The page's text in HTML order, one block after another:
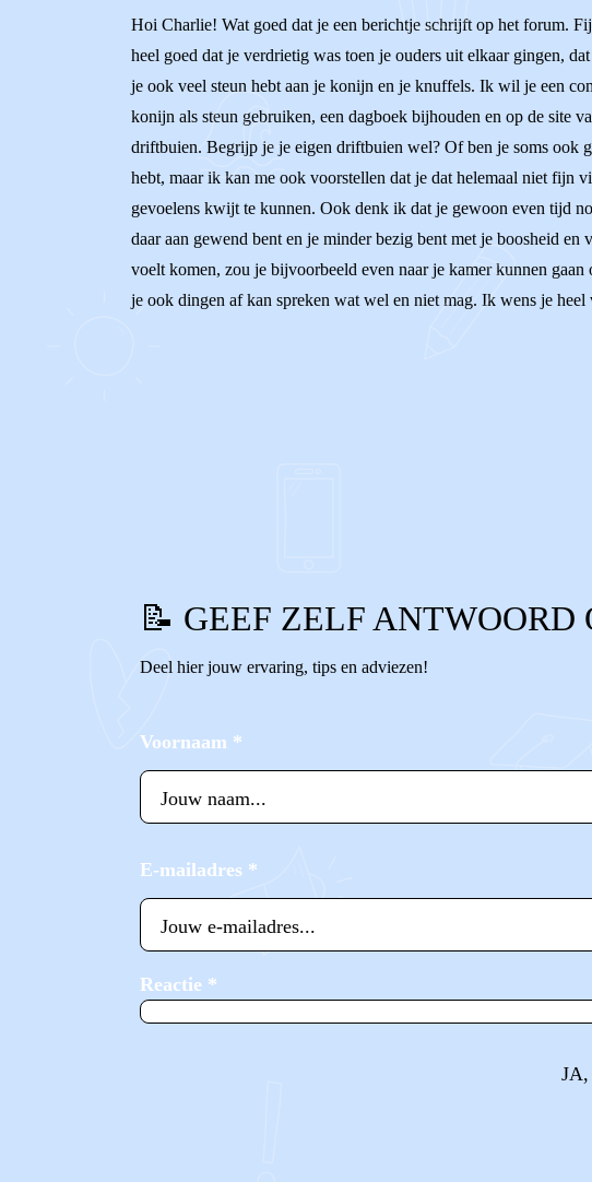
Hoi Charlie! Wat goed dat je een berichtje schrijft op het forum.
heel goed dat je verdrietig was toen je ouders uit elkaar gingen,
je ook veel steun hebt aan je konijn en je knuffels. Ik wil je een
konijn als steun gebruiken, een dagboek bijhouden en op de site
driftbuien. Begrijp je je eigen driftbuien wel? Of ben je soms ook
hebt, maar ik kan me ook voorstellen dat je dat helemaal niet fijn
gevoelens kwijt te kunnen. Ook denk ik dat je gewoon even tijd
daar aan gewend bent en je minder bezig bent met je boosheid
voelt komen, zou je bijvoorbeeld even naar je kamer kunnen
je ook dingen af kan spreken wat wel en niet mag. Ik wens je
📝 GEEF ZELF ANTWOORD
Deel hier jouw ervaring, tips en adviezen!
Voornaam *
E-mailadres *
Reactie *